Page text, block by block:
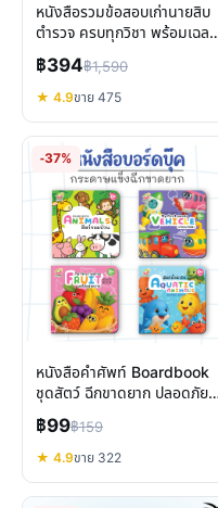
หนังสือรวมข้อสอบเก่านายสิบ
ตำรวจ ครบทุกวิชา พร้อมเฉลย
ละเอียดและ VDO ตะลุยโจทย์
฿394฿1,590
★ 4.9ขาย 475
-37%
หนังสือคำศัพท์ Boardbook
ชุดสัตว์ ฉีกขาดยาก ปลอดภัย
เสริมพัฒนาการเด็ก 0-3 ปี
฿99฿159
★ 4.9ขาย 322